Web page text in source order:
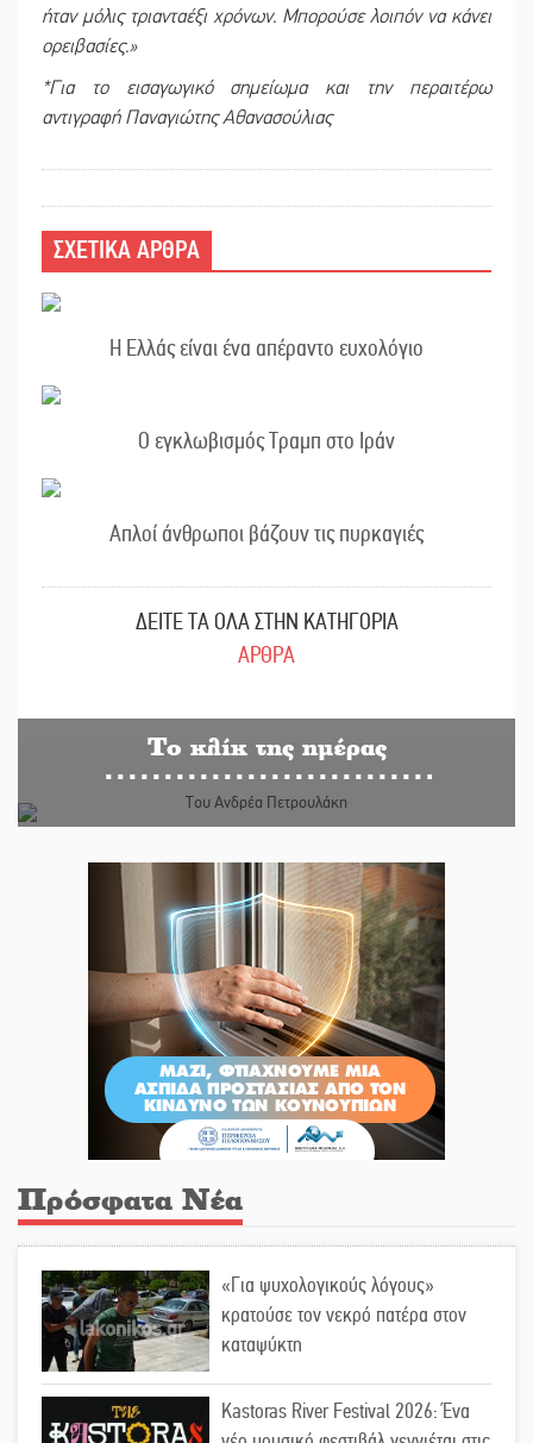
ήταν μόλις τριανταέξι χρόνων. Μπορούσε λοιπόν να κάνει
ορειβασίες.»
*Για το εισαγωγικό σημείωμα και την περαιτέρω
αντιγραφή Παναγιώτης Αθανασούλιας
ΣΧΕΤΙΚΑ ΑΡΘΡΑ
Η Ελλάς είναι ένα απέραντο ευχολόγιο
Ο εγκλωβισμός Τραμπ στο Ιράν
Απλοί άνθρωποι βάζουν τις πυρκαγιές
ΔΕΙΤΕ ΤΑ ΟΛΑ ΣΤΗΝ ΚΑΤΗΓΟΡΙΑ
ΑΡΘΡΑ
Το κλίκ της ημέρας
Του Ανδρέα Πετρουλάκη
Πρόσφατα Νέα
«Για ψυχολογικούς λόγους»
κρατούσε τον νεκρό πατέρα στον
καταψύκτη
Kastoras River Festival 2026: Ένα